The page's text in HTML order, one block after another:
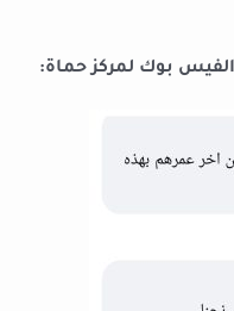
بوك لمركز حماة: